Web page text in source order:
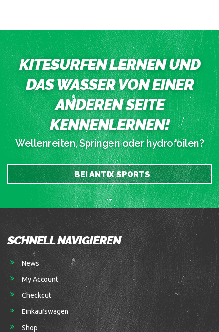
KITESURFEN LERNEN UND
DAS WASSER VON EINER
ANDEREN SEITE
KENNENLERNEN!
Wellenreiten, Springen oder hydrofoilen?
BEI ANTIX SPORTS
SCHNELL NAVIGIEREN
News
My Account
Checkout
Einkaufswagen
Shop